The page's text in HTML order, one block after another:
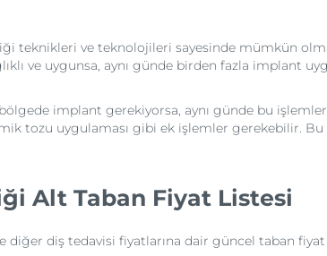
teknikleri ve teknolojileri sayesinde mümkün
ve uygunsa, aynı günde birden fazla implant
implant gerekiyorsa, aynı günde bu
tozu uygulaması gibi ek işlemler gerekebilir.
Alt Taban Fiyat Listesi
diğer diş tedavisi fiyatlarına dair güncel taban